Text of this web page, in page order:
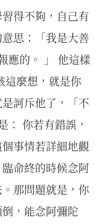
得不夠，自己有
思：「我是大善
應的。 」 他這樣
這麼想，就是你
訶斥他了，「不
： 你若有錯誤，
事情若詳細地觀
命終的時候念阿
那問題就是，你
，能念阿彌陀